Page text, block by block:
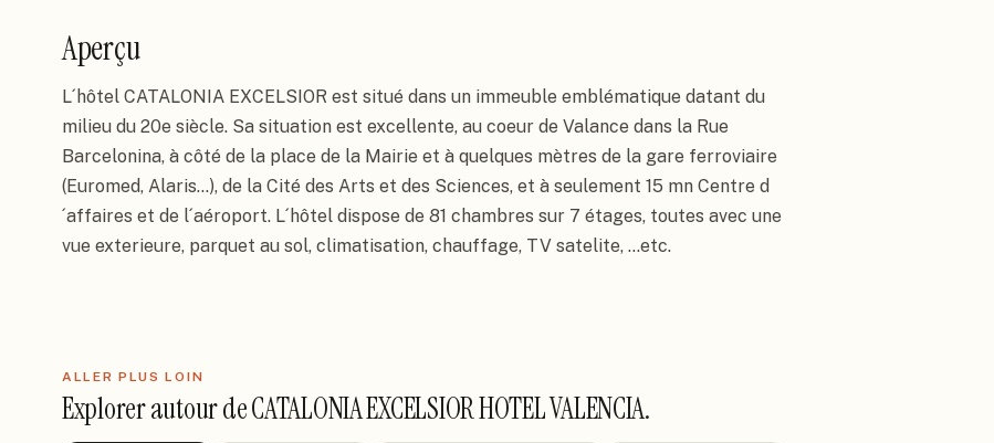
Aperçu
L´hôtel CATALONIA EXCELSIOR est situé dans un immeuble emblématique datant du
milieu du 20e siècle. Sa situation est excellente, au coeur de Valance dans la Rue
Barcelonina, à côté de la place de la Mairie et à quelques mètres de la gare ferroviaire
(Euromed, Alaris...), de la Cité des Arts et des Sciences, et à seulement 15 mn Centre d
´affaires et de l´aéroport. L´hôtel dispose de 81 chambres sur 7 étages, toutes avec une
vue exterieure, parquet au sol, climatisation, chauffage, TV satelite, ...etc.
ALLER PLUS LOIN
Explorer autour deCATALONIA EXCELSIOR HOTEL VALENCIA.